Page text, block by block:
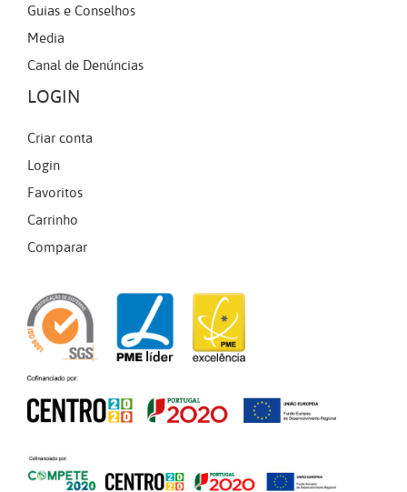
Guias e Conselhos
Media
Canal de Denúncias
LOGIN
Criar conta
Login
Favoritos
Carrinho
Comparar